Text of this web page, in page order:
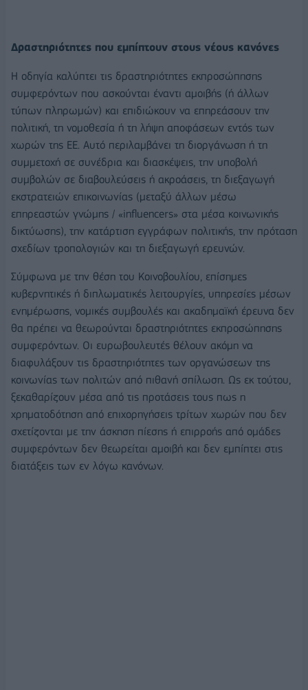
Δραστηριότητες που εμπίπτουν στους νέους κανόνες
Η οδηγία καλύπτει τις δραστηριότητες εκπροσώπησης
συμφερόντων που ασκούνται έναντι αμοιβής (ή άλλων
τύπων πληρωμών) και επιδιώκουν να επηρεάσουν την
πολιτική, τη νομοθεσία ή τη λήψη αποφάσεων εντός των
χωρών της ΕΕ. Αυτό περιλαμβάνει τη διοργάνωση ή τη
συμμετοχή σε συνέδρια και διασκέψεις, την υποβολή
συμβολών σε διαβουλεύσεις ή ακροάσεις, τη διεξαγωγή
εκστρατειών επικοινωνίας (μεταξύ άλλων μέσω
επηρεαστών γνώμης / «influencers» στα μέσα κοινωνικής
δικτύωσης), την κατάρτιση εγγράφων πολιτικής, την πρόταση
σχεδίων τροπολογιών και τη διεξαγωγή ερευνών.
Σύμφωνα με την θέση του Κοινοβουλίου, επίσημες
κυβερνητικές ή διπλωματικές λειτουργίες, υπηρεσίες μέσων
ενημέρωσης, νομικές συμβουλές και ακαδημαϊκή έρευνα δεν
θα πρέπει να θεωρούνται δραστηριότητες εκπροσώπησης
συμφερόντων. Οι ευρωβουλευτές θέλουν ακόμη να
διαφυλάξουν τις δραστηριότητες των οργανώσεων της
κοινωνίας των πολιτών από πιθανή σπίλωση. Ως εκ τούτου,
ξεκαθαρίζουν μέσα από τις προτάσεις τους πως η
χρηματοδότηση από επιχορηγήσεις τρίτων χωρών που δεν
σχετίζονται με την άσκηση πίεσης ή επιρροής από ομάδες
συμφερόντων δεν θεωρείται αμοιβή και δεν εμπίπτει στις
διατάξεις των εν λόγω κανόνων.